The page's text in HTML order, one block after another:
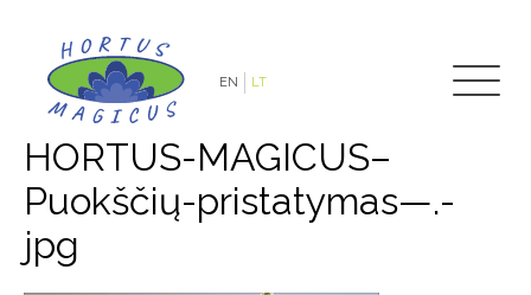
EN LT
HORTUS-MAGICUS–
Puokščių-pristatymas—.-
jpg